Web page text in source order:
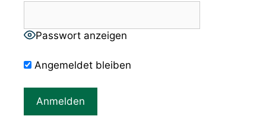
Passwort anzeigen
Angemeldet bleiben